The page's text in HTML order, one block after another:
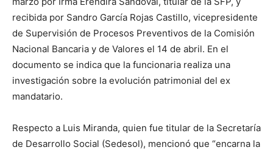
recibida por Sandro García Rojas Castillo, vicepresidente
de Supervisión de Procesos Preventivos de la Comisión
Nacional Bancaria y de Valores el 14 de abril. En el
documento se indica que la funcionaria realiza una
investigación sobre la evolución patrimonial del ex
mandatario.
Respecto a Luis Miranda, quien fue titular de la Secretaría
de Desarrollo Social (Sedesol), mencionó que “encarna la